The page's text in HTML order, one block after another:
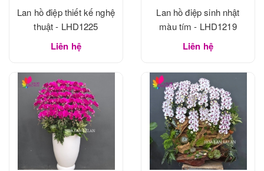
Lan hồ điệp thiết kế nghệ
thuật - LHD1225
Liên hệ
Lan hồ điệp sinh nhật
màu tím - LHD1219
Liên hệ